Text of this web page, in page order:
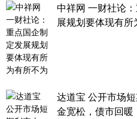
中祥网 一财社论
展规划要体现有所
达道宝 公开市场
金宽松，债市回暖